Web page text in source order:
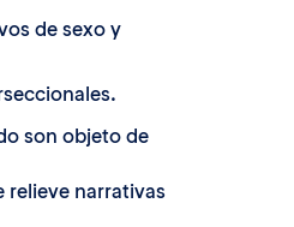
de sexo y
son objeto de
relieve narrativas